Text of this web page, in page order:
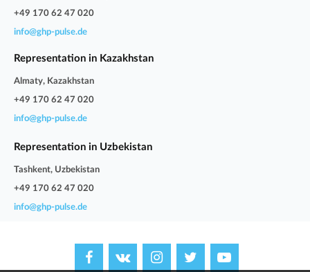
+49 170 62 47 020
info@ghp-pulse.de
Representation in Kazakhstan
Almaty, Kazakhstan
+49 170 62 47 020
info@ghp-pulse.de
Representation in Uzbekistan
Tashkent, Uzbekistan
+49 170 62 47 020
info@ghp-pulse.de